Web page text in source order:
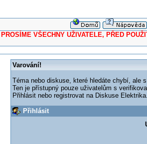
VŠECHNY UŽIVATELE, PŘED
Varování!
Téma nebo diskuse, které hledáte chybí, ale
Ten je přístupný pouze uživatelům s
Přihlásit nebo registrovat na Diskuse
Přihlásit